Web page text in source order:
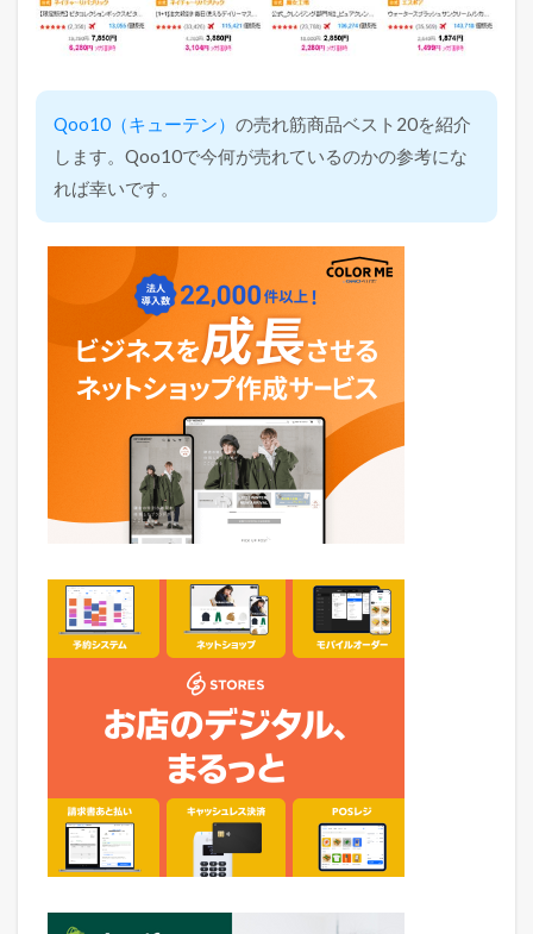
Qoo10（キューテン）の売れ筋商品ベスト20を紹介
します。Qoo10で今何が売れているのかの参考にな
れば幸いです。